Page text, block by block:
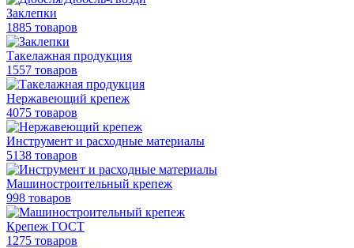
Заклепки
1885 товаров
Такелажная продукция
1557 товаров
Нержавеющий крепеж
4075 товаров
Инструмент и расходные материалы
5138 товаров
Машиностроительный крепеж
998 товаров
Крепеж ГОСТ
1275 товаров